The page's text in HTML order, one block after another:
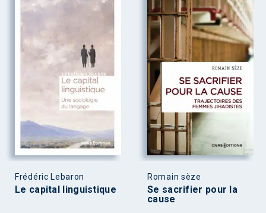
Frédéric Lebaron
Le capital linguistique
Romain sèze
Se sacrifier pour la
cause